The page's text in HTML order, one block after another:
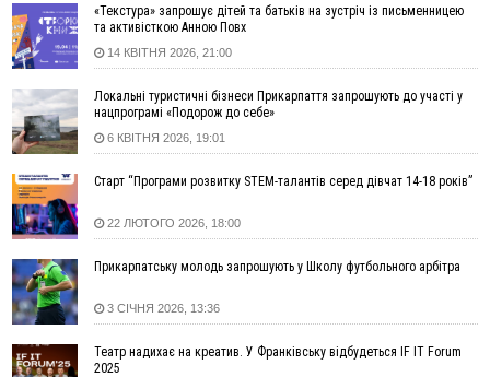
14:31
«Багато питань буде знято». На громадських слуханнях в
Яремче обговорили, як вирішити питання джипінгу в
Карпатах
13:30
ФОТО На Надрічній тривають останні приготування до
нового руху
12:57
У Франківську зафіксували найбільшу спеку за всю історію
спостережень
12:24
Лікування наркоманії Київ: чому важливо розпочати
терапію якомога раніше
12:00
Франківця, який у Косові викрав за магазину понад 640
тисяч гривень у валюті, засудили до 5 років
11:50
Податкова передасть в Міноборони для "Оберегу" дані про
чоловіків 18–60 років
11:20
Водійка, яку на Сухомлинського побив інший керманич,
«Текстура» запрошує дітей та батьків на зустріч із письменницею
та активісткою Анною Повх
14 КВІТНЯ 2026, 21:00
Локальні туристичні бізнеси Прикарпаття запрошують до участі у
нацпрограмі «Подорож до себе»
6 КВІТНЯ 2026, 19:01
Старт “Програми розвитку STEM-талантів серед дівчат 14-18 років”
22 ЛЮТОГО 2026, 18:00
Прикарпатську молодь запрошують у Школу футбольного арбітра
3 СІЧНЯ 2026, 13:36
Театр надихає на креатив. У Франківську відбудеться IF IT Forum
2025